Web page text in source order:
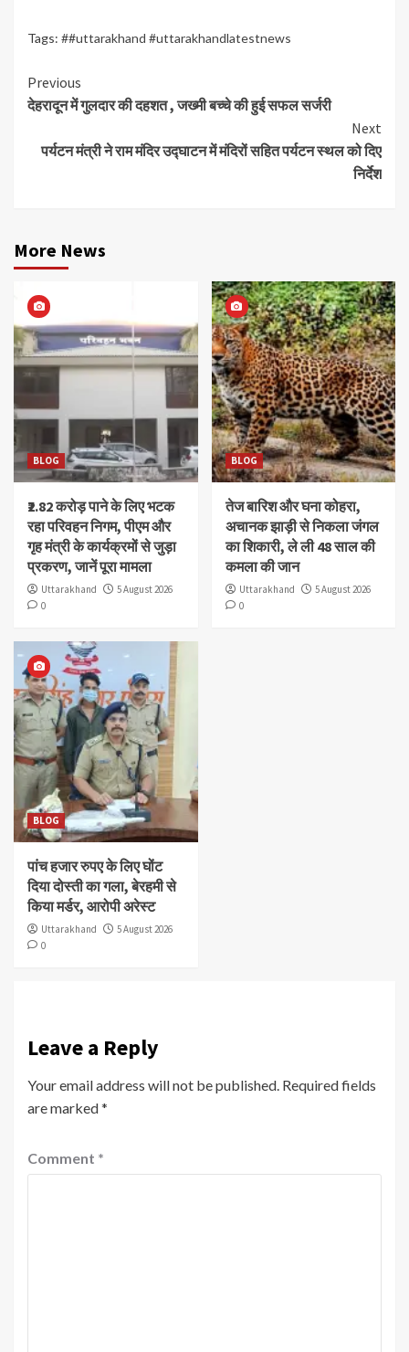
Tags: ##uttarakhand #uttarakhandlatestnews
Continue
Reading
Previous
देहरादून में गुलदार की दहशत , जख्मी बच्चे की हुई सफल सर्जरी
Next
पर्यटन मंत्री ने राम मंदिर उद्घाटन में मंदिरों सहित पर्यटन स्थल को दिए
निर्देश
More News
BLOG
₹2.82 करोड़ पाने के लिए भटक
रहा परिवहन निगम, पीएम और
गृह मंत्री के कार्यक्रमों से जुड़ा
प्रकरण, जानें पूरा मामला
Uttarakhand
5 August 2026
0
BLOG
तेज बारिश और घना कोहरा,
अचानक झाड़ी से निकला जंगल
का शिकारी, ले ली 48 साल की
कमला की जान
Uttarakhand
5 August 2026
0
BLOG
पांच हजार रुपए के लिए घोंट
दिया दोस्ती का गला, बेरहमी से
किया मर्डर, आरोपी अरेस्ट
Uttarakhand
5 August 2026
0
Leave a Reply
Your email address will not be published. Required fields
are marked*
Comment *